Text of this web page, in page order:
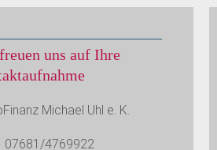
uns auf Ihre
Michael Uhl e. K.
07681/4769922